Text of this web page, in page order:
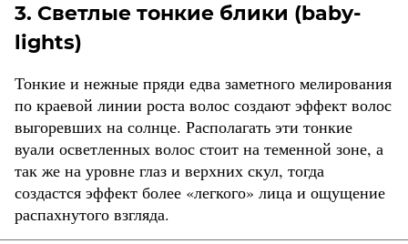
3. Светлые тонкие блики (baby-
lights)
Тонкие и нежные пряди едва заметного мелирования
по краевой линии роста волос создают эффект волос
выгоревших на солнце. Располагать эти тонкие
вуали осветленных волос стоит на теменной зоне, а
так же на уровне глаз и верхних скул, тогда
создастся эффект более «легкого» лица и ощущение
распахнутого взгляда.